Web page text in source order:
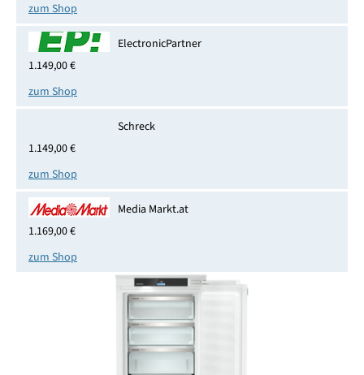
zum Shop
ElectronicPartner
1.149,00 €
zum Shop
Schreck
1.149,00 €
zum Shop
Media Markt.at
1.169,00 €
zum Shop